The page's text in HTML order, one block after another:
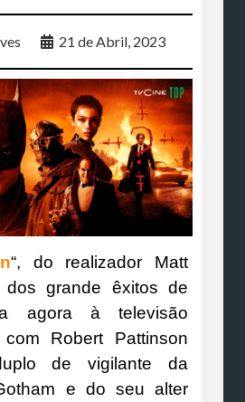
21 de Abril, 2023
“, do realizador Matt
dos grande êxitos de
agora à televisão
com Robert Pattinson
de vigilante da
e do seu alter